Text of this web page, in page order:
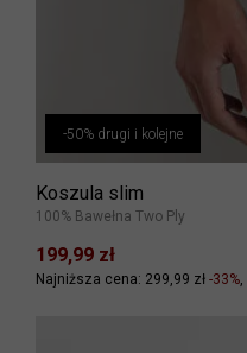
-50% drugi i kolejne
Koszula slim
100% Bawełna Two Ply
199,99 zł
Najniższa cena: 299,99 zł -33%